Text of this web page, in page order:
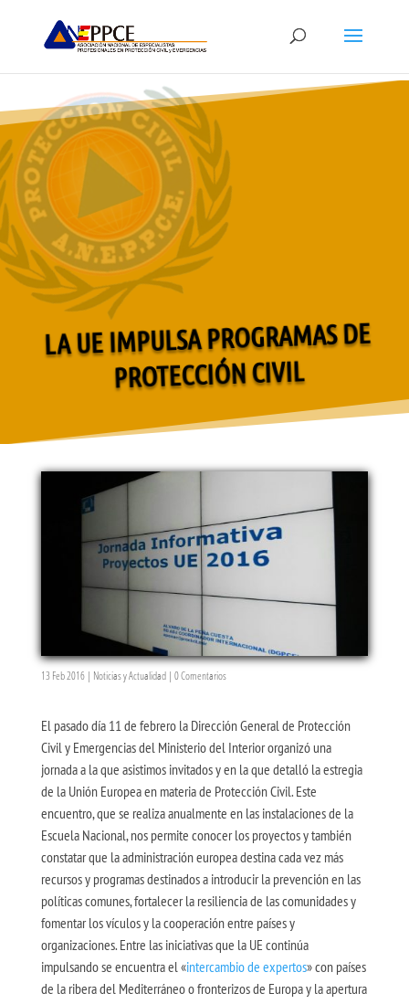
LA UE IMPULSA PROGRAMAS DE
PROTECCIÓN CIVIL
13 Feb 2016| Noticias y Actualidad| 0 Comentarios
El pasado día 11 de febrero la Dirección General de Protección
Civil y Emergencias del Ministerio del Interior organizó una
jornada a la que asistimos invitados y en la que detalló la estregia
de la Unión Europea en materia de Protección Civil. Este
encuentro, que se realiza anualmente en las instalaciones de la
Escuela Nacional, nos permite conocer los proyectos y también
constatar que la administración europea destina cada vez más
recursos y programas destinados a introducir la prevención en las
políticas comunes, fortalecer la resiliencia de las comunidades y
fomentar los vículos y la cooperación entre países y
organizaciones. Entre las iniciativas que la UE continúa
impulsando se encuentra el «intercambio de expertos» con países
de la ribera del Mediterráneo o fronterizos de Europa y la apertura